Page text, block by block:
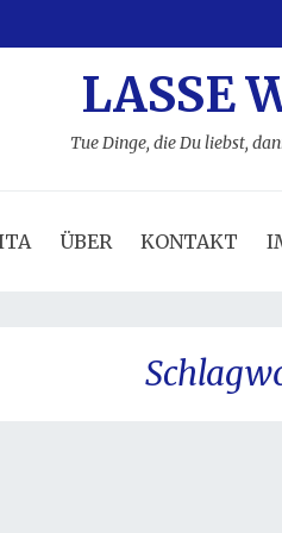
LASSE
Tue Dinge, die Du liebst,
ÜBER KONTAKT